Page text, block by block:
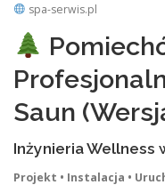
spa-serwis.pl
Saun
Inżynieria Wellness
Projekt • Instalacja •